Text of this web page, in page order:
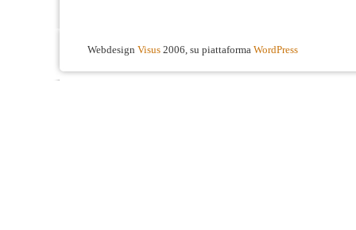
Webdesign Visus 2006, su piattaforma WordPress